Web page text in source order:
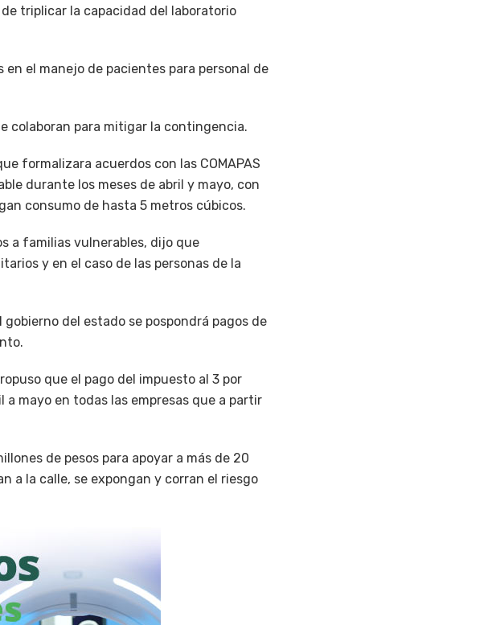
triplicar la capacidad del laboratorio
el manejo de pacientes para personal de
colaboran para mitigar la contingencia.
formalizara acuerdos con las COMAPAS
durante los meses de abril y mayo, con
consumo de hasta 5 metros cúbicos.
a familias vulnerables, dijo que
y en el caso de las personas de la
del estado se pospondrá pagos de
que el pago del impuesto al 3 por
mayo en todas las empresas que a partir
de pesos para apoyar a más de 20
a la calle, se expongan y corran el riesgo